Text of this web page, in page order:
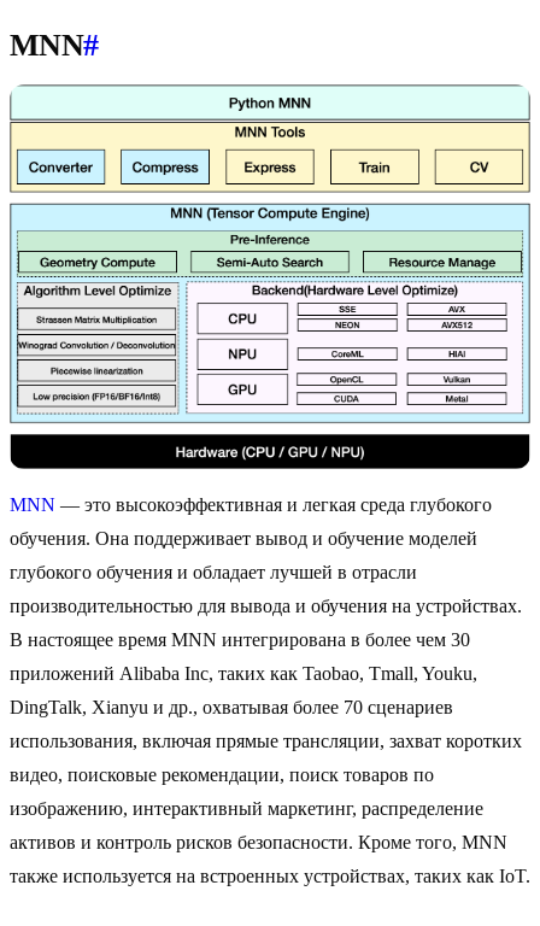
MNN#
MNN — это высокоэффективная и легкая среда глубокого
обучения. Она поддерживает вывод и обучение моделей
глубокого обучения и обладает лучшей в отрасли
производительностью для вывода и обучения на устройствах.
В настоящее время MNN интегрирована в более чем 30
приложений Alibaba Inc, таких как Taobao, Tmall, Youku,
DingTalk, Xianyu и др., охватывая более 70 сценариев
использования, включая прямые трансляции, захват коротких
видео, поисковые рекомендации, поиск товаров по
изображению, интерактивный маркетинг, распределение
активов и контроль рисков безопасности. Кроме того, MNN
также используется на встроенных устройствах, таких как IoT.